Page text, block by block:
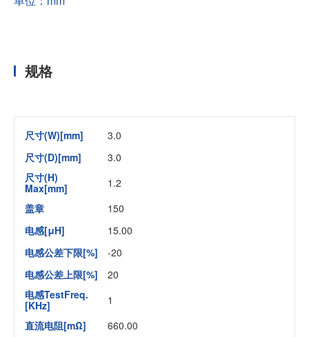
规格
尺寸(W)[mm]
3.0
尺寸(D)[mm]
3.0
尺寸(H)
Max[mm]
1.2
盖章
150
电感[μH]
15.00
电感公差下限[%]
-20
电感公差上限[%]
20
电感TestFreq.
[KHz]
1
直流电阻[mΩ]
660.00